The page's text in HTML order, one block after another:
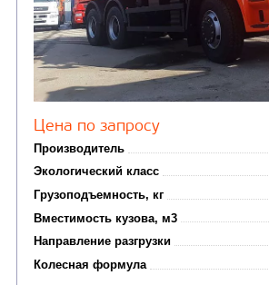
ГРУЗОВЫЕ АВТОМОБИЛИ
Бортовые автомобили (9)
Самосвалы(8)
Седельные тягачи
Автофургоны (2)
АВТОБУСЫ
Вахтовые автобусы